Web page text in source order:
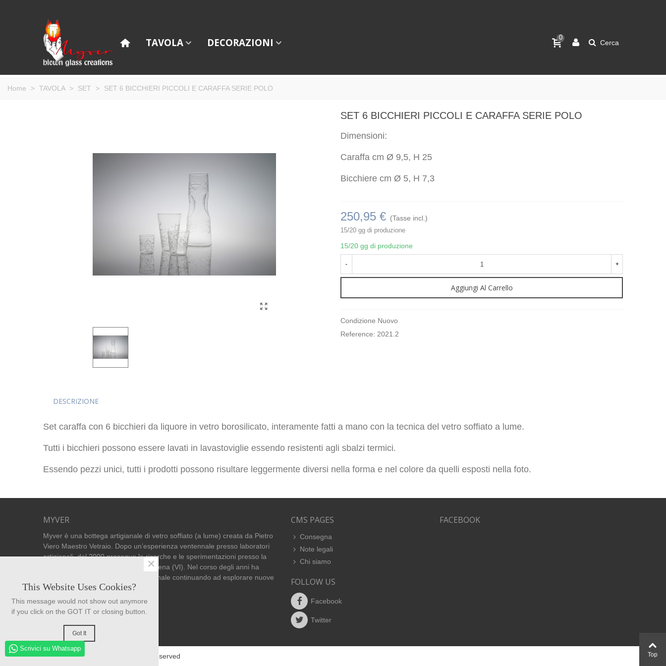
Scrivici su Whatsapp
TAVOLA DECORAZIONI 0
Cerca
Home > TAVOLA > SET > SET 6 BICCHIERI PICCOLI E CARAFFA SERIE POLO
SET 6 BICCHIERI PICCOLI E CARAFFA SERIE POLO
Dimensioni:
Caraffa cm Ø 9,5, H 25
Bicchiere cm Ø 5, H 7,3
250,95 € (Tasse incl.)
15/20 gg di produzione
15/20 gg di produzione
- +
Aggiungi Al Carrello
Condizione Nuovo
Reference: 2021.2
DESCRIZIONE
Set caraffa con 6 bicchieri da liquore in vetro borosilicato, interamente fatti a mano con la tecnica del vetro soffiato a lume.
Tutti i bicchieri possono essere lavati in lavastoviglie essendo resistenti agli sbalzi termici.
Essendo pezzi unici, tutti i prodotti possono risultare leggermente diversi nella forma e nel colore da quelli esposti nella foto.
MYVER
Myver è una bottega artigianale di vetro soffiato (a lume) creata da Pietro
Viero Maestro Vetraio. Dopo un’esperienza ventennale presso laboratori
artigianali, dal 2000 prosegue le ricerche e le sperimentazioni presso la
sua bottega a Colceresa – Loc. Molvena (VI). Nel corso degli anni ha
sviluppato uno stile sempre più minimale continuando ad esplorare nuove
tecniche e materiali.
CMS PAGES
Consegna
Note legali
Chi siamo
FOLLOW US
Facebook
Twitter
FACEBOOK
© Powered by Myver™. All Rights Reserved Top
This Website Uses Cookies?
This message would not show out anymore
if you click on the GOT IT or closing button.
Got It
×